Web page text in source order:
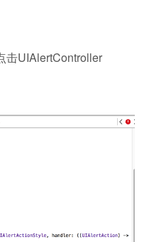
击UIAlertController